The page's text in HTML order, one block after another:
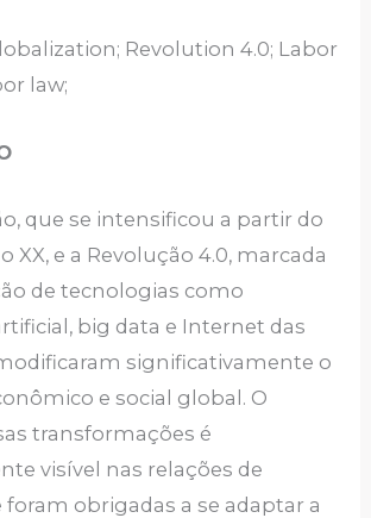
Revolution 4.0; Labor
law;
que se intensificou a partir do
XX, e a Revolução 4.0, marcada
de tecnologias como
big data e Internet das
significativamente o
e social global. O
transformações é
visível nas relações de
obrigadas a se adaptar a